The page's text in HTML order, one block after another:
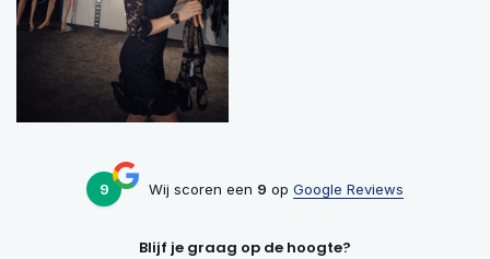
9 Wij scoren een 9 op Google Reviews
Blijf je graag op de hoogte?